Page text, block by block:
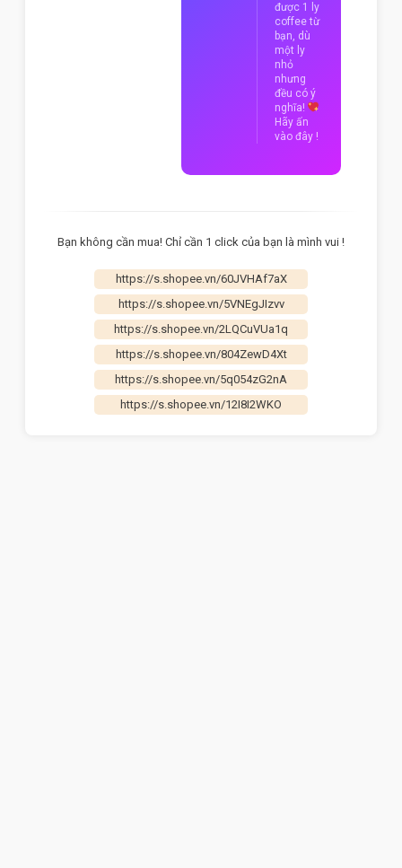
được 1 ly
coffee từ
bạn, dù
một ly
nhỏ
nhưng
đều có ý
nghĩa!
Hãy ấn
vào đây !
Bạn không cần mua! Chỉ cần 1 click của bạn là mình vui !
https://s.shopee.vn/60JVHAf7aX
https://s.shopee.vn/5VNEgJIzvv
https://s.shopee.vn/2LQCuVUa1q
https://s.shopee.vn/804ZewD4Xt
https://s.shopee.vn/5q054zG2nA
https://s.shopee.vn/12I8I2WKO